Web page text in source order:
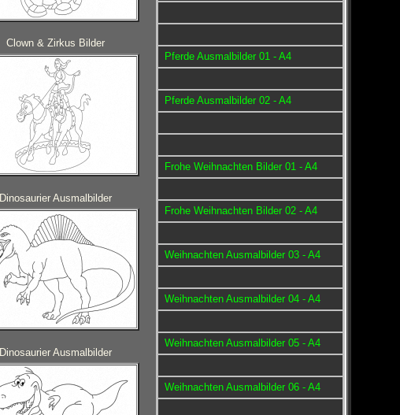
Clown & Zirkus Bilder
Dinosaurier Ausmalbilder
Dinosaurier Ausmalbilder
Pferde Ausmalbilder 01 - A4
Pferde Ausmalbilder 02 - A4
Frohe Weihnachten Bilder 01 - A4
Frohe Weihnachten Bilder 02 - A4
Weihnachten Ausmalbilder 03 - A4
Weihnachten Ausmalbilder 04 - A4
Weihnachten Ausmalbilder 05 - A4
Weihnachten Ausmalbilder 06 - A4